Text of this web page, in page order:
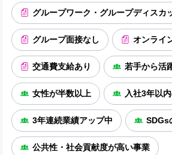
グループワーク・グループディスカ
グループ面接なし オンライ
交通費支給あり 若手から活
女性が半数以上 入社3年以
3年連続業績アップ中 SDGs
公共性・社会貢献度が高い事業